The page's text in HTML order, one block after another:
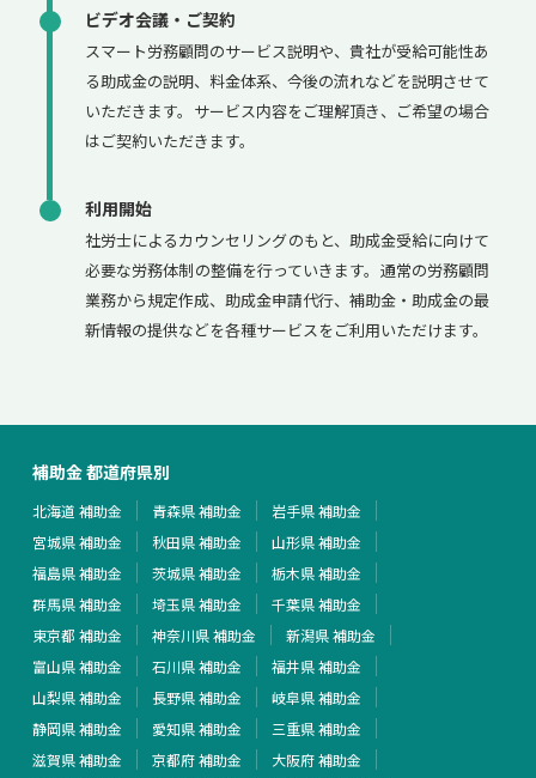
ビデオ会議・ご契約
スマート労務顧問のサービス説明や、貴社が受給可能性あ
る助成金の説明、料金体系、今後の流れなどを説明させて
いただきます。サービス内容をご理解頂き、ご希望の場合
はご契約いただきます。
利用開始
社労士によるカウンセリングのもと、助成金受給に向けて
必要な労務体制の整備を行っていきます。通常の労務顧問
業務から規定作成、助成金申請代行、補助金・助成金の最
新情報の提供などを各種サービスをご利用いただけます。
補助金 都道府県別
北海道 補助金 青森県 補助金
岩手県 補助金
宮城県 補助金
秋田県 補助金
山形県 補助金
福島県 補助金
茨城県 補助金
栃木県 補助金
群馬県 補助金
埼玉県 補助金
千葉県 補助金
東京都 補助金
神奈川県 補助金
新潟県 補助金
富山県 補助金
石川県 補助金
福井県 補助金
山梨県 補助金
長野県 補助金
岐阜県 補助金
静岡県 補助金
愛知県 補助金
三重県 補助金
滋賀県 補助金
京都府 補助金
大阪府 補助金